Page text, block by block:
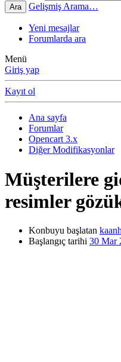
Ara Gelişmiş Arama…
Yeni mesajlar
Forumlarda ara
Menü
Giriş yap
Kayıt ol
Ana sayfa
Forumlar
Opencart 3.x
Diğer Modifikasyonlar
Müşterilere
resimler
Konbuyu başlatan
Başlangıç tarihi 30 Mar